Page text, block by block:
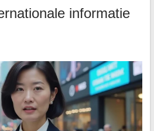
informatie